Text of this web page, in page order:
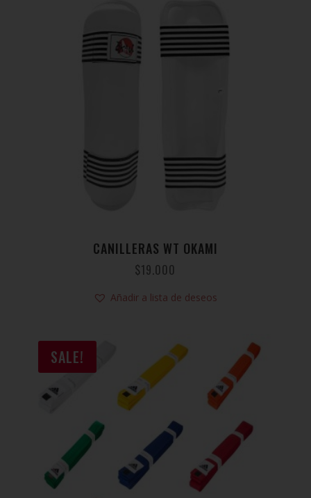
CANILLERAS WT OKAMI
$19.000
Añadir a lista de deseos
SALE!